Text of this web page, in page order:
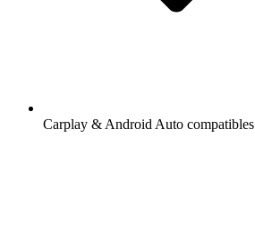
Carplay & Android Auto compatibles